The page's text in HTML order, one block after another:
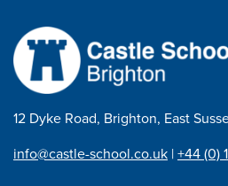
12 Dyke Road, Brighton, East
info@castle-school.co.uk |+44 (0)